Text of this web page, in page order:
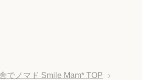
でノマド Smile Mam* TOP